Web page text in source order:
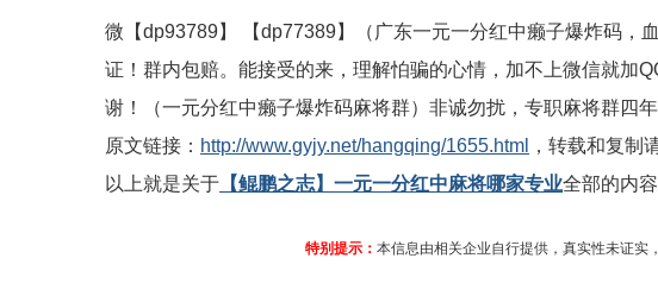
微【dp93789】 【dp77389】（广东一元一分红中癞子爆炸码，
证！群内包赔。能接受的来，理解怕骗的心情，加不上微信就加
谢！（一元分红中癞子爆炸码麻将群）非诚勿扰，专职麻将群四
原文链接： http://www.gyjy.net/hangqing/1655.html
，转载和复制
以上就是关于 【鲲鹏之志】一元一分红中麻将哪家专业全部的内
特别提示： 本信息由相关企业自行提供，真实性未证实